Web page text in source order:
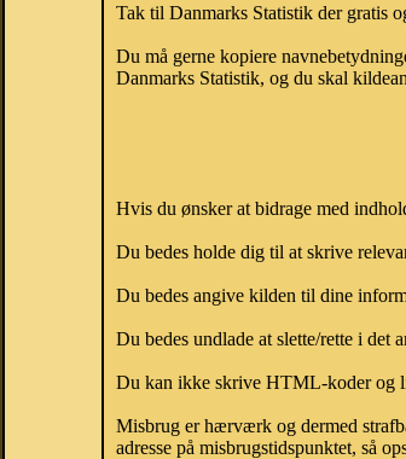
Tak til Danmarks Statistik der gratis
Du må gerne kopiere
Danmarks Statistik, og du skal
Hvis du ønsker at bidrage med
Du bedes holde dig til at skrive
Du bedes angive kilden til dine
Du bedes undlade at slette/rette i det
Du kan ikke skrive HTML-koder og
Misbrug er hærværk og dermed
adresse på misbrugstidspunktet, så